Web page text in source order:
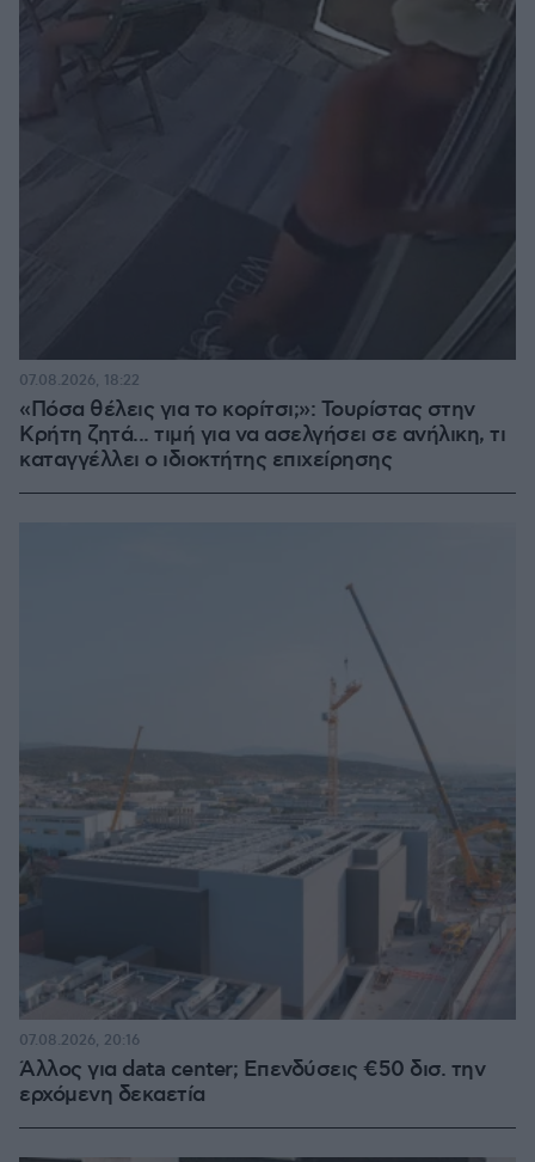
«Πόσα θέλεις για το κορίτσι;»: Τουρίστας στην
Κρήτη ζητά... τιμή για να ασελγήσει σε ανήλικη, τι
καταγγέλλει ο ιδιοκτήτης επιχείρησης
07.08.2026, 18:22
Άλλος για data center; Επενδύσεις €50 δισ. την
ερχόμενη δεκαετία
07.08.2026, 20:16